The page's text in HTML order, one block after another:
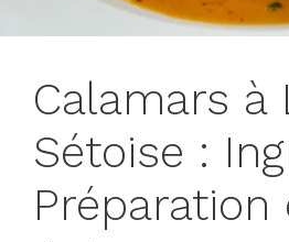
Calamars à
Sétoise :
Préparation